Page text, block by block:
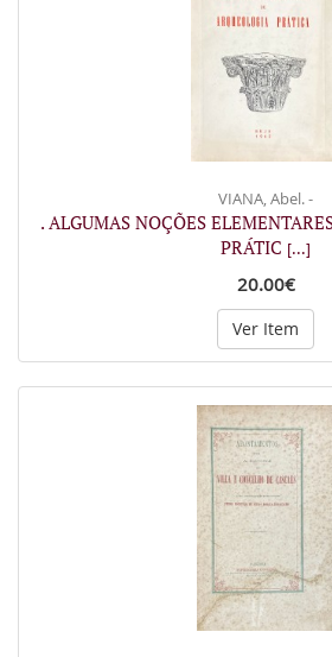
VIANA, Abel. -
. ALGUMAS NOÇÕES
PRÁTIC [...]
20.00€
Ver Item